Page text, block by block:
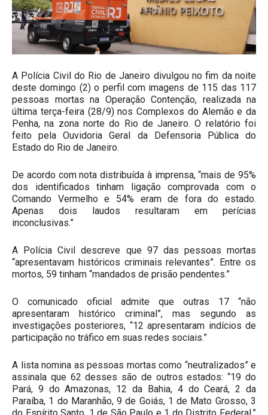
A Polícia Civil do Rio de Janeiro divulgou no fim da noite
deste domingo (2) o perfil com imagens de 115 das 117
pessoas mortas na Operação Contenção, realizada na
última terça-feira (28/9) nos Complexos do Alemão e da
Penha, na zona norte do Rio de Janeiro. O relatório foi
feito pela Ouvidoria Geral da Defensoria Pública do
Estado do Rio de Janeiro.
De acordo com nota distribuída à imprensa, “mais de 95%
dos identificados tinham ligação comprovada com o
Comando Vermelho e 54% eram de fora do estado.
Apenas dois laudos resultaram em perícias
inconclusivas.”
A Polícia Civil descreve que 97 das pessoas mortas
“apresentavam históricos criminais relevantes”. Entre os
mortos, 59 tinham “mandados de prisão pendentes.”
O comunicado oficial admite que outras 17 “não
apresentaram histórico criminal”, mas segundo as
investigações posteriores, “12 apresentaram indícios de
participação no tráfico em suas redes sociais.”
A lista nomina as pessoas mortas como “neutralizados” e
assinala que 62 desses são de outros estados: “19 do
Pará, 9 do Amazonas, 12 da Bahia, 4 do Ceará, 2 da
Paraíba, 1 do Maranhão, 9 de Goiás, 1 de Mato Grosso, 3